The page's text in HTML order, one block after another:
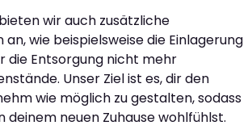
wir auch zusätzliche
wie beispielsweise die Einlagerung
die Entsorgung nicht mehr
Unser Ziel ist es, dir den
wie möglich zu gestalten, sodass
deinem neuen Zuhause wohlfühlst.